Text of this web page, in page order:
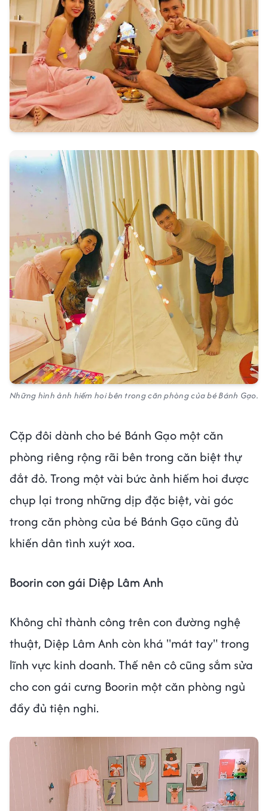
Những hình ảnh hiếm hoi bên trong căn phòng của bé Bánh Gạo.
Cặp đôi dành cho bé Bánh Gạo một căn
phòng riêng rộng rãi bên trong căn biệt thự
đắt đỏ. Trong một vài bức ảnh hiếm hoi được
chụp lại trong những dịp đặc biệt, vài góc
trong căn phòng của bé Bánh Gạo cũng đủ
khiến dân tình xuýt xoa.
Boorin con gái Diệp Lâm Anh
Không chỉ thành công trên con đường nghệ
thuật, Diệp Lâm Anh còn khá "mát tay" trong
lĩnh vực kinh doanh. Thế nên cô cũng sắm sửa
cho con gái cưng Boorin một căn phòng ngủ
đầy đủ tiện nghi.